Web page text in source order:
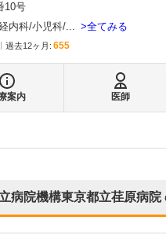
10号
内科 小児科 ... 全てみる
過去12ヶ月: 655
案内 医師
病院機構東京都立荏原病院